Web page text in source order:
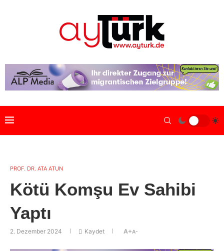
PROF. DR. ATA ATUN
Kötü Komşu Ev Sahibi
Yaptı
2. Dezember 2024 Kaydet A+A-